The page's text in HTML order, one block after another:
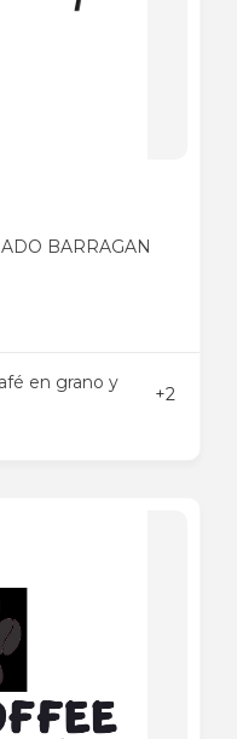
BARRAGAN
en grano y
+2